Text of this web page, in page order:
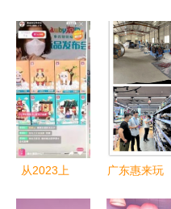
面包工坊
童心与美味
共舞的生日
礼选
家乡领导莅
临善安公司
参观指导工
作
从2023上
广东惠来玩